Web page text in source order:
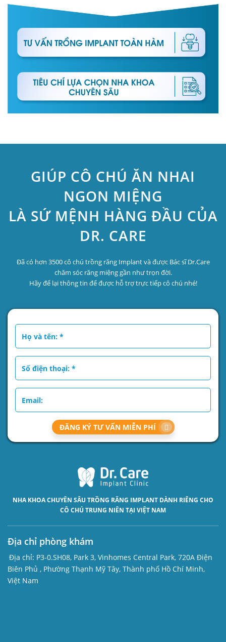
GIÚP CÔ CHÚ ĂN NHAI
NGON MIỆNG
LÀ SỨ MỆNH HÀNG ĐẦU CỦA
DR. CARE
Đã có hơn 3500 cô chú trồng răng Implant và được Bác sĩ Dr.Care
chăm sóc răng miệng gần như trọn đời.
Hãy để lại thông tin để được hỗ trợ trực tiếp cô chú nhé!
ĐĂNG KÝ TƯ VẤN MIỄN PHÍ
NHA KHOA CHUYÊN SÂU TRỒNG RĂNG IMPLANT DÀNH RIÊNG CHO
CÔ CHÚ TRUNG NIÊN TẠI VIỆT NAM
Địa chỉ phòng khám
Địa chỉ: P3-0.SH08, Park 3, Vinhomes Central Park, 720A Điện
Biên Phủ , Phường Thạnh Mỹ Tây, Thành phố Hồ Chí Minh,
Việt Nam